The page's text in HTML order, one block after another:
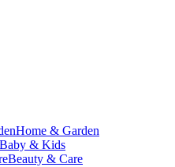
Home & Garden
Baby & Kids
Beauty & Care